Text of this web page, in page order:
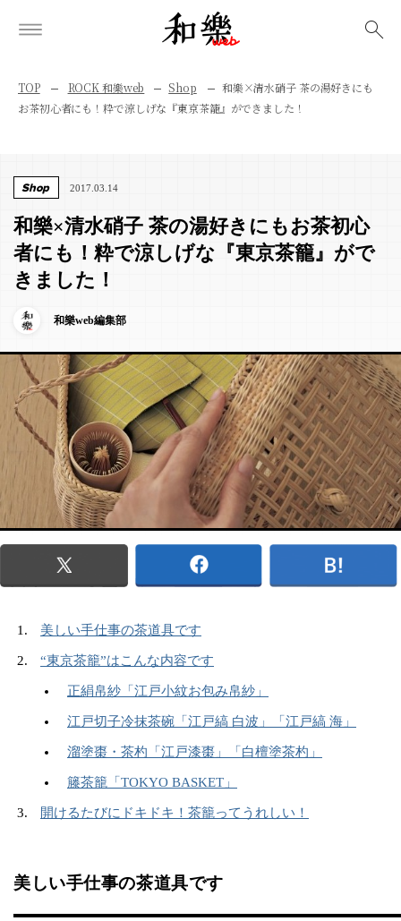
TOP ROCK 和樂web Shop
和樂×清水硝子 茶の湯好きにも
お茶初心者にも！粋で涼しげな『東京茶籠』ができました！
Shop 2017.03.14
和樂×清水硝子 茶の湯好きにもお茶初心
者にも！粋で涼しげな『東京茶籠』がで
きました！
和樂web編集部
美しい手仕事の茶道具です
“東京茶籠”はこんな内容です
正絹帛紗「江戸小紋お包み帛紗」
江戸切子冷抹茶碗「江戸縞 白波」「江戸縞 海」
溜塗棗・茶杓「江戸漆棗」「白檀塗茶杓」
籐茶籠「TOKYO BASKET」
開けるたびにドキドキ！茶籠ってうれしい！
美しい手仕事の茶道具です